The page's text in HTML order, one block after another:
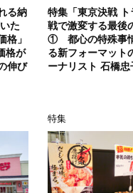
る納
た
格」
格が
伸び
特集「東京決戦 ト
戦で激変する最後
① 都心の特殊事
る新フォーマット
ーナリスト 石橋忠
特集